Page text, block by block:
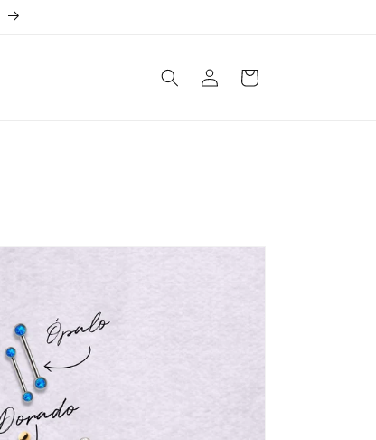
Iniciar
sesión
Carrito